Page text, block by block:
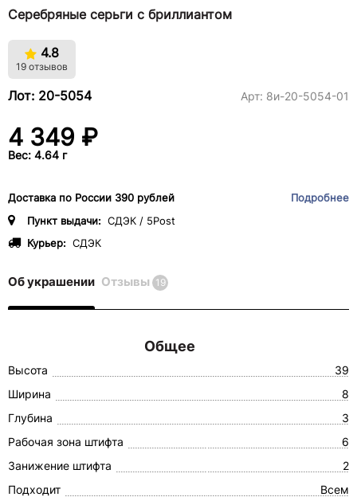
Серебряные серьги с бриллиантом
4.8
19 отзывов
Лот: 20-5054 Арт: 8и-20-5054-01
4 349 ₽
Вес: 4.64 г
Доставка по России 390 рублей
Подробнее
Пункт выдачи: СДЭК / 5Post
Курьер: СДЭК
Об украшении Отзывы 19
Общее
Высота
39
Ширина
8
Глубина
3
Рабочая зона штифта
6
Занижение штифта
2
Подходит
Всем